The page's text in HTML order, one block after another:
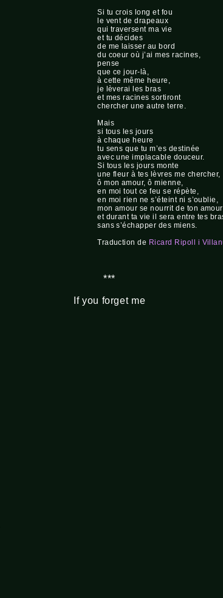
Si tu crois long et fou
le vent de drapeaux
qui traversent ma vie
et tu décides
de me laisser au bord
du coeur où j’ai mes racines,
pense
que ce jour-là,
à cette même heure,
je lèverai les bras
et mes racines sortiront
chercher une autre terre.
Mais
si tous les jours
à chaque heure
tu sens que tu m’es destinée
avec une implacable douceur.
Si tous les jours monte
une fleur à tes lèvres me chercher,
ô mon amour, ô mienne,
en moi tout ce feu se répète,
en moi rien ne s’éteint ni s’oublie,
mon amour se nourrit de ton
et durant ta vie il sera entre tes
sans s’échapper des miens.
Traduction de Ricard Ripoll i
***
If you forget me